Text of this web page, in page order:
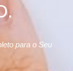
para o Seu